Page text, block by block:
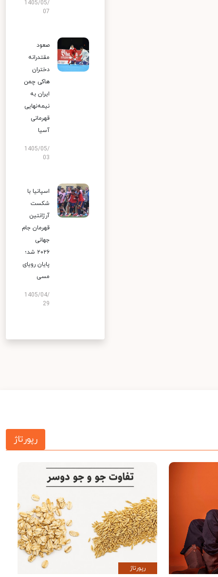
1405/05/
07
صعود
مقتدرانه
دختران
هاکی چمن
ایران به
نیمه‌نهایی
قهرمانی
آسیا
1405/05/
03
اسپانیا با
شکست
آرژانتین
قهرمان جام
جهانی
۲۰۲۶ شد؛
پایان رویای
مسی
1405/04/
29
رپورتاژ
رپورتاژ